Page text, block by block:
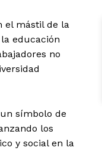
el mástil de la
educación
no
símbolo de
los
y social en la